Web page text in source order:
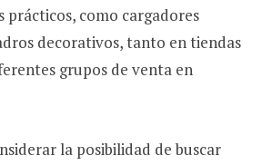
prácticos, como cargadores
decorativos, tanto en tiendas
grupos de venta en
la posibilidad de buscar